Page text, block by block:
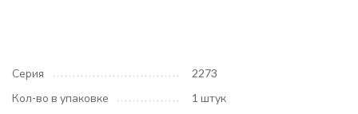
Серия
2273
Кол-во в упаковке
1 штук